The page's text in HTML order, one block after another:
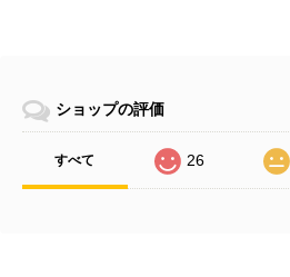
ショップの評価
すべて 26